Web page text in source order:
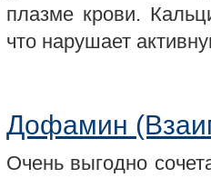
плазме крови.
что нарушает
Дофамин
Очень выгодно